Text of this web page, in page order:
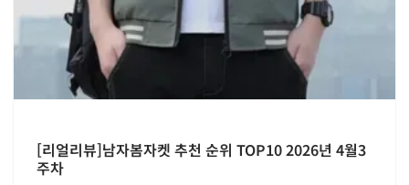
[리얼리뷰]남자봄자켓 추천 순위 TOP10 2026년 4월3
주차